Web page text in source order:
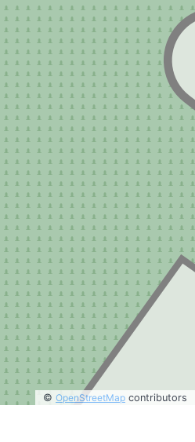
© OpenStreetMap contributors